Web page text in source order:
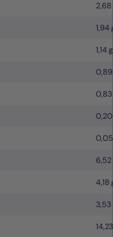
2,68
1,94
1,14 g
6,52
4,18
3,53